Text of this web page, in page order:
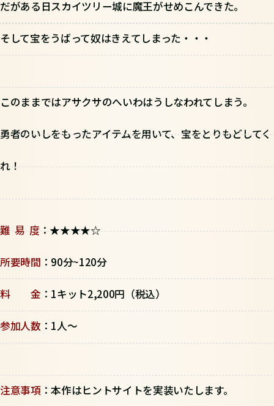
だがある日スカイツリー城に魔王がせめこんできた。
そして宝をうばって奴はきえてしまった・・・
このままではアサクサのへいわはうしなわれてしまう。
勇者のいしをもったアイテムを用いて、宝をとりもどしてく
れ！
難 易 度：★★★★☆
所要時間 ：90分~120分
料 金 ：1キット2,200円（税込）
参加人数 ：1人～
注意事項：本作はヒントサイトを実装いたします。